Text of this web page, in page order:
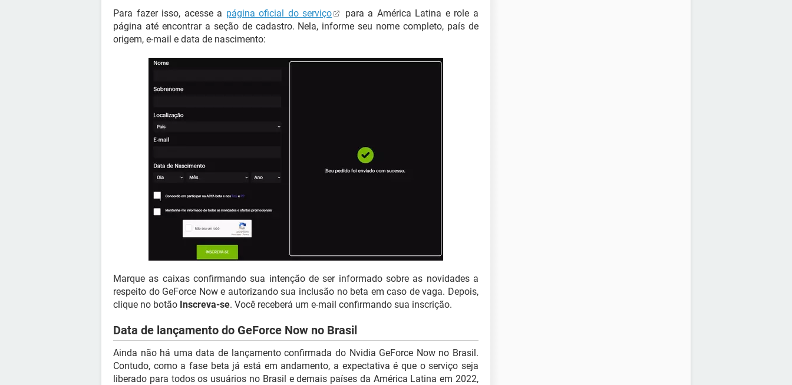
Para fazer isso, acesse a página oficial do serviço
para a América Latina e role a
página até encontrar a seção de cadastro. Nela, informe seu nome completo, país de
origem, e-mail e data de nascimento:
Marque as caixas confirmando sua intenção de ser informado sobre as novidades a
respeito do GeForce Now e autorizando sua inclusão no beta em caso de vaga. Depois,
clique no botão Inscreva-se. Você receberá um e-mail confirmando sua inscrição.
Data de lançamento do GeForce Now no Brasil
Ainda não há uma data de lançamento confirmada do Nvidia GeForce Now no Brasil.
Contudo, como a fase beta já está em andamento, a expectativa é que o serviço seja
liberado para todos os usuários no Brasil e demais países da América Latina em 2022,